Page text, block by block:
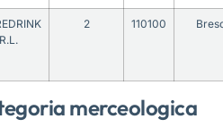
merceologica
2 110100